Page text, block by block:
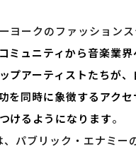
ヨークのファッション
ミュニティから音楽業界
プアーティストたちが、
を同時に象徴するアク
けるようになります。
パブリック・エナミー